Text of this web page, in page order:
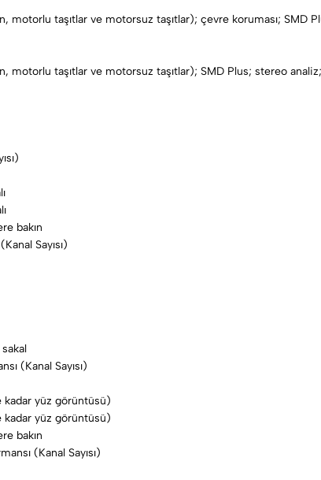
motorlu taşıtlar ve motorsuz taşıtlar); çevre koruması; SMD
taşıtlar ve motorsuz taşıtlar); SMD Plus; stereo analiz;
bakın
Sayısı)
(Kanal Sayısı)
kadar yüz görüntüsü)
kadar yüz görüntüsü)
bakın
(Kanal Sayısı)